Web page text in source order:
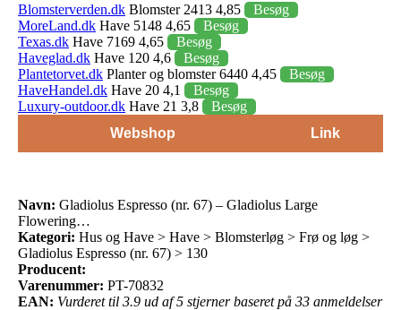
Blomsterverden.dk Blomster 2413 4,85
Besøg
MoreLand.dk Have 5148 4,65
Besøg
Texas.dk Have 7169 4,65
Besøg
Haveglad.dk Have 120 4,6
Besøg
Plantetorvet.dk Planter og blomster 6440 4,45
Besøg
HaveHandel.dk Have 20 4,1
Besøg
Luxury-outdoor.dk Have 21 3,8
Besøg
Webshop
Link
Navn: Gladiolus Espresso (nr. 67) – Gladiolus Large
Flowering…
Kategori: Hus og Have > Have > Blomsterløg > Frø og løg >
Gladiolus Espresso (nr. 67) > 130
Producent:
Varenummer: PT-70832
EAN: Vurderet til 3.9 ud af 5 stjerner baseret på 33 anmeldelser